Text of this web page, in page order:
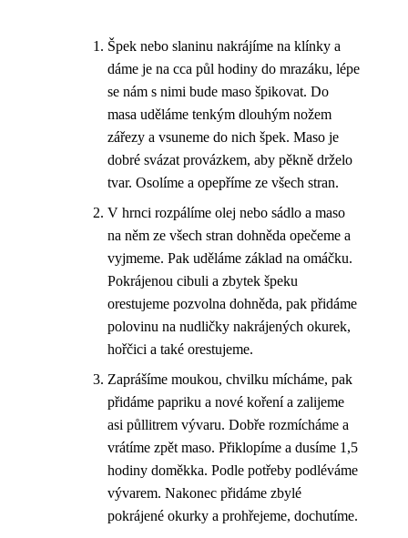
Špek nebo slaninu nakrájíme na klínky a
dáme je na cca půl hodiny do mrazáku, lépe
se nám s nimi bude maso špikovat. Do
masa uděláme tenkým dlouhým nožem
zářezy a vsuneme do nich špek. Maso je
dobré svázat provázkem, aby pěkně drželo
tvar. Osolíme a opepříme ze všech stran.
V hrnci rozpálíme olej nebo sádlo a maso
na něm ze všech stran dohněda opečeme a
vyjmeme. Pak uděláme základ na omáčku.
Pokrájenou cibuli a zbytek špeku
orestujeme pozvolna dohněda, pak přidáme
polovinu na nudličky nakrájených okurek,
hořčici a také orestujeme.
Zaprášíme moukou, chvilku mícháme, pak
přidáme papriku a nové koření a zalijeme
asi půllitrem vývaru. Dobře rozmícháme a
vrátíme zpět maso. Přiklopíme a dusíme 1,5
hodiny doměkka. Podle potřeby podléváme
vývarem. Nakonec přidáme zbylé
pokrájené okurky a prohřejeme, dochutíme.